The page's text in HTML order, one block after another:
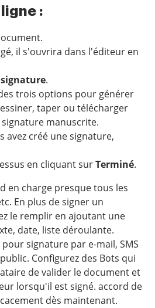
:
il s'ouvrira dans l'éditeur en
.
trois options pour générer
taper ou télécharger
manuscrite.
avez créé une signature,
en cliquant surTerminé.
en charge presque tous les
En plus de signer un
le remplir en ajoutant une
date, liste déroulante.
signature par e-mail, SMS
Configurez des Bots qui
de valider le document et
lorsqu'il est signé. accord de
dès maintenant.